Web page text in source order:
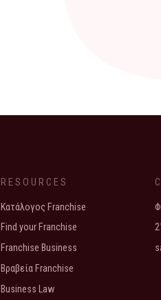
RESOURCES
Κατάλογος Franchise
Find your Franchise
Franchise Business
Βραβεία Franchise
Business Law